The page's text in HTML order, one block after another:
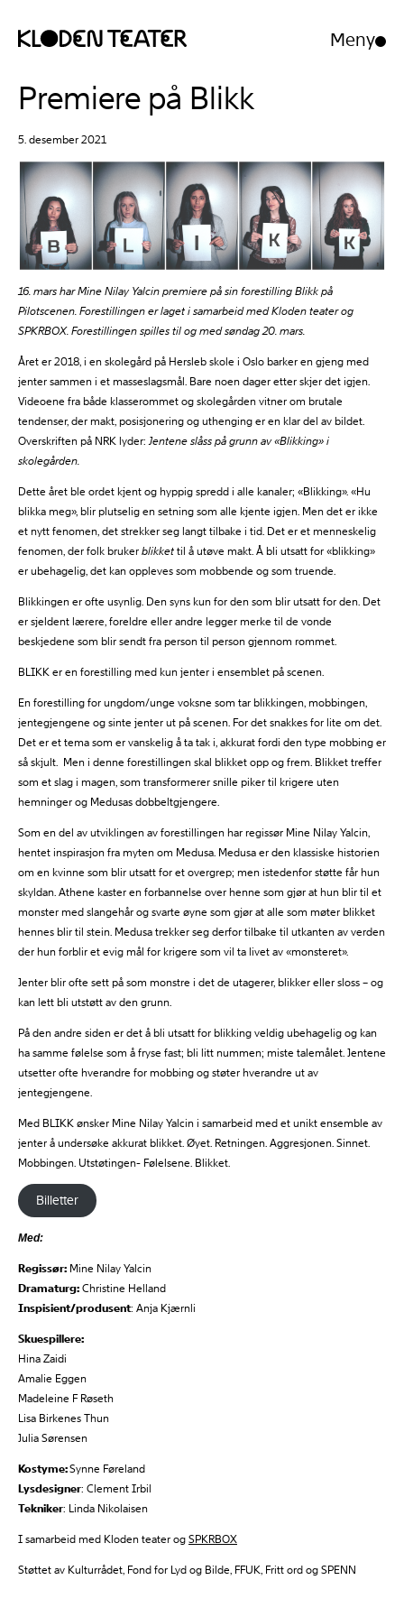
Hopp
innhold
Hopp
navigasjon
Meny
Åpne/
Premiere på Blikk
5. desember 2021
16. mars har Mine Nilay Yalcin premiere på sin forestilling Blikk på
Pilotscenen. Forestillingen er laget i samarbeid med Kloden teater og
SPKRBOX. Forestillingen spilles til og med søndag 20. mars.
Året er 2018, i en skolegård på Hersleb skole i Oslo barker en gjeng med
jenter sammen i et masseslagsmål. Bare noen dager etter skjer det igjen.
Videoene fra både klasserommet og skolegården vitner om brutale
tendenser, der makt, posisjonering og uthenging er en klar del av bildet.
Overskriften på NRK lyder:Jentene slåss på grunn av «Blikking» i
skolegården.
Dette året ble ordet kjent og hyppig spredd i alle kanaler; «Blikking». «Hu
blikka meg», blir plutselig en setning som alle kjente igjen. Men det er ikke
et nytt fenomen, det strekker seg langt tilbake i tid. Det er et menneskelig
fenomen, der folk brukerblikkettil å utøve makt. Å bli utsatt for «blikking»
er ubehagelig, det kan oppleves som mobbende og som truende.
Blikkingen er ofte usynlig. Den syns kun for den som blir utsatt for den. Det
er sjeldent lærere, foreldre eller andre legger merke til de vonde
beskjedene som blir sendt fra person til person gjennom rommet.
BLIKK er en forestilling med kun jenter i ensemblet på scenen.
En forestilling for ungdom/unge voksne som tar blikkingen, mobbingen,
jentegjengene og sinte jenter ut på scenen. For det snakkes for lite om det.
Det er et tema som er vanskelig å ta tak i, akkurat fordi den type mobbing er
så skjult. Men i denne forestillingen skal blikket opp og frem. Blikket treffer
som et slag i magen, som transformerer snille piker til krigere uten
hemninger og Medusas dobbeltgjengere.
Som en del av utviklingen av forestillingen har regissør Mine Nilay Yalcin,
hentet inspirasjon fra myten om Medusa. Medusa er den klassiske historien
om en kvinne som blir utsatt for et overgrep; men istedenfor støtte får hun
skyldan. Athene kaster en forbannelse over henne som gjør at hun blir til et
monster med slangehår og svarte øyne som gjør at alle som møter blikket
hennes blir til stein. Medusa trekker seg derfor tilbake til utkanten av verden
der hun forblir et evig mål for krigere som vil ta livet av «monsteret».
Jenter blir ofte sett på som monstre i det de utagerer, blikker eller sloss – og
kan lett bli utstøtt av den grunn.
På den andre siden er det å bli utsatt for blikking veldig ubehagelig og kan
ha samme følelse som å fryse fast; bli litt nummen; miste talemålet. Jentene
utsetter ofte hverandre for mobbing og støter hverandre ut av
jentegjengene.
Med BLIKK ønsker Mine Nilay Yalcin i samarbeid med et unikt ensemble av
jenter å undersøke akkurat blikket. Øyet. Retningen. Aggresjonen. Sinnet.
Mobbingen. Utstøtingen- Følelsene. Blikket.
Billetter
Med:
Regissør: Mine Nilay Yalcin
Dramaturg:Christine Helland
Inspisient/produsent: Anja Kjærnli
Skuespillere:
Hina Zaidi
Amalie Eggen
Madeleine F Røseth
Lisa Birkenes Thun
Julia Sørensen
Kostyme:Synne Føreland
Lysdesigner: Clement Irbil
Tekniker: Linda Nikolaisen
I samarbeid med Kloden teater ogSPKRBOX
Støttet av Kulturrådet, Fond for Lyd og Bilde, FFUK, Fritt ord og SPENN